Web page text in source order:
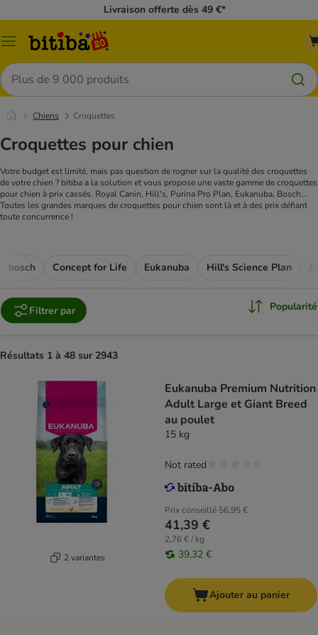
Livraison offerte dès 49 €*
Menu
Rechercher
Chiens Croquettes
Croquettes pour chien
Votre budget est limité, mais pas question de rogner sur la qualité des croquettes
de votre chien ? bitiba a la solution et vous propose une vaste gamme de croquettes
pour chien à prix cassés. Royal Canin, Hill's, Purina Pro Plan, Eukanuba, Bosch...
Toutes les grandes marques de croquettes pour chien sont là et à des prix défiant
toute concurrence !
bosch Concept for Life Eukanuba Hill's Science Plan
Filtrer par Popularité
Résultats 1 à 48 sur 2943
2 variantes
Eukanuba Premium Nutrition
Adult Large et Giant Breed
au poulet
15 kg
Prix conseillé 56,95 €
41,39 €
2,76 € / kg
39,32 €
Not rated
Ajouter au panier